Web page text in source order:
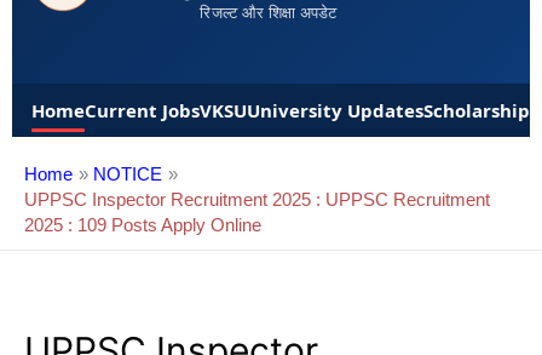
रिजल्ट और शिक्षा अपडेट
HomeCurrent JobsVKSUUniversity UpdatesScholarships
Home
NOTICE
UPPSC Inspector Recruitment 2025 : UPPSC Recruitment
2025 : 109 Posts Apply Online